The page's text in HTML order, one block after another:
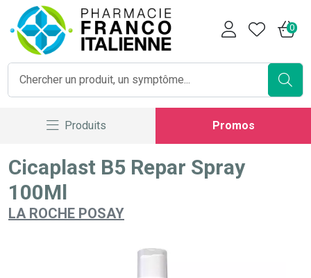
0
Produits Promos
Cicaplast B5 Repar Spray
100Ml
LA ROCHE POSAY